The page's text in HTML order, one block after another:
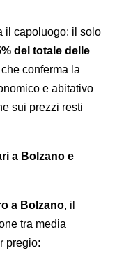
il capoluogo: il solo
del totale delle
conferma la
e abitativo
sui prezzi resti
a Bolzano e
a Bolzano, il
tra media
pregio: